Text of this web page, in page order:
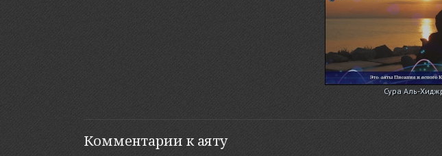
Сура Аль-
Комментарии к аяту